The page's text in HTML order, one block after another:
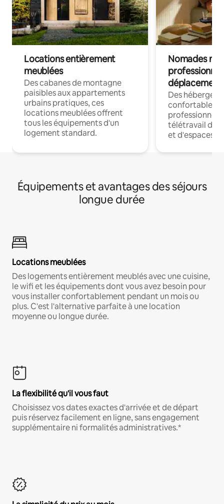
Locations entièrement
meublées
Des cabanes de montagne
paisibles aux appartements
urbains pratiques, ces
locations meublées offrent
tous les équipements d'un
logement standard.
Nomades
déplacement
Des
confortables
professionnels
télétravail
et d'espaces
Équipements et avantages des séjours
longue durée
Locations meublées
Des logements entièrement meublés avec une cuisine,
le wifi et les équipements dont vous avez besoin pour
vous installer confortablement pendant un mois ou
plus. C'est l'alternative parfaite à une location
moyenne ou longue durée.
La flexibilité qu'il vous faut
Choisissez vos dates exactes d'arrivée et de départ
puis réservez facilement en ligne, sans engagement
supplémentaire ni formalités administratives.*